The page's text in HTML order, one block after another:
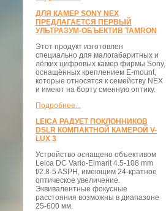
ДЛЯ КАМЕР SONY NEX
ПРЕДЛАГАЕТСЯ ПЕРВЫЙ
УЛЬТРАЗУМ-ОБЪЕКТИВ TAMRON
Этот продукт изготовлен
специально для малогабаритных и
лёгких цифровых камер фирмы Sony,
оснащённых креплением E-mount,
которые относятся к семейству NEX
и имеют на борту сменную оптику.
Подробнее...
LEICA РАДУЕТ ПОКЛОННИКОВ
DSLR КОМПАКТНОЙ КАМЕРОЙ V-
LUX 3
Устройство оснащено объективом
Leica DC Vario-Elmarit 4.5-108 mm
f/2.8-5 ASPH, имеющим 24-кратное
оптическое увеличение.
Эквивалентные фокусные
расстояния возможны в диапазоне
25-600 мм.